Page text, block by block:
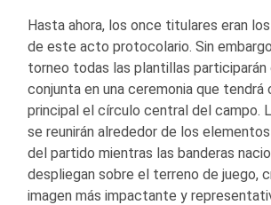
Hasta ahora, los once titulares eran
de este acto protocolario. Sin
torneo todas las plantillas participarán
conjunta en una ceremonia que tendrá
principal el círculo central del campo.
se reunirán alrededor de los
del partido mientras las banderas
despliegan sobre el terreno de juego,
imagen más impactante y